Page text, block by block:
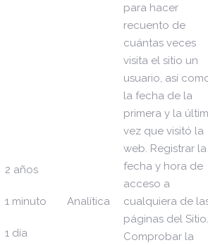
2 años
1 minuto
1 día
Analítica
para hacer
recuento de
cuántas veces
visita el sitio un
usuario, así
la fecha de la
primera y la
vez que visitó la
web. Registrar la
fecha y hora de
acceso a
cualquiera de
páginas del Sitio.
Comprobar la